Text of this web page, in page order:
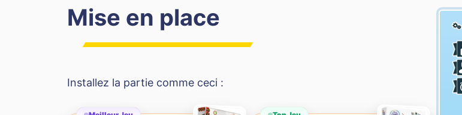
Mise en place
Installez la partie comme ceci :